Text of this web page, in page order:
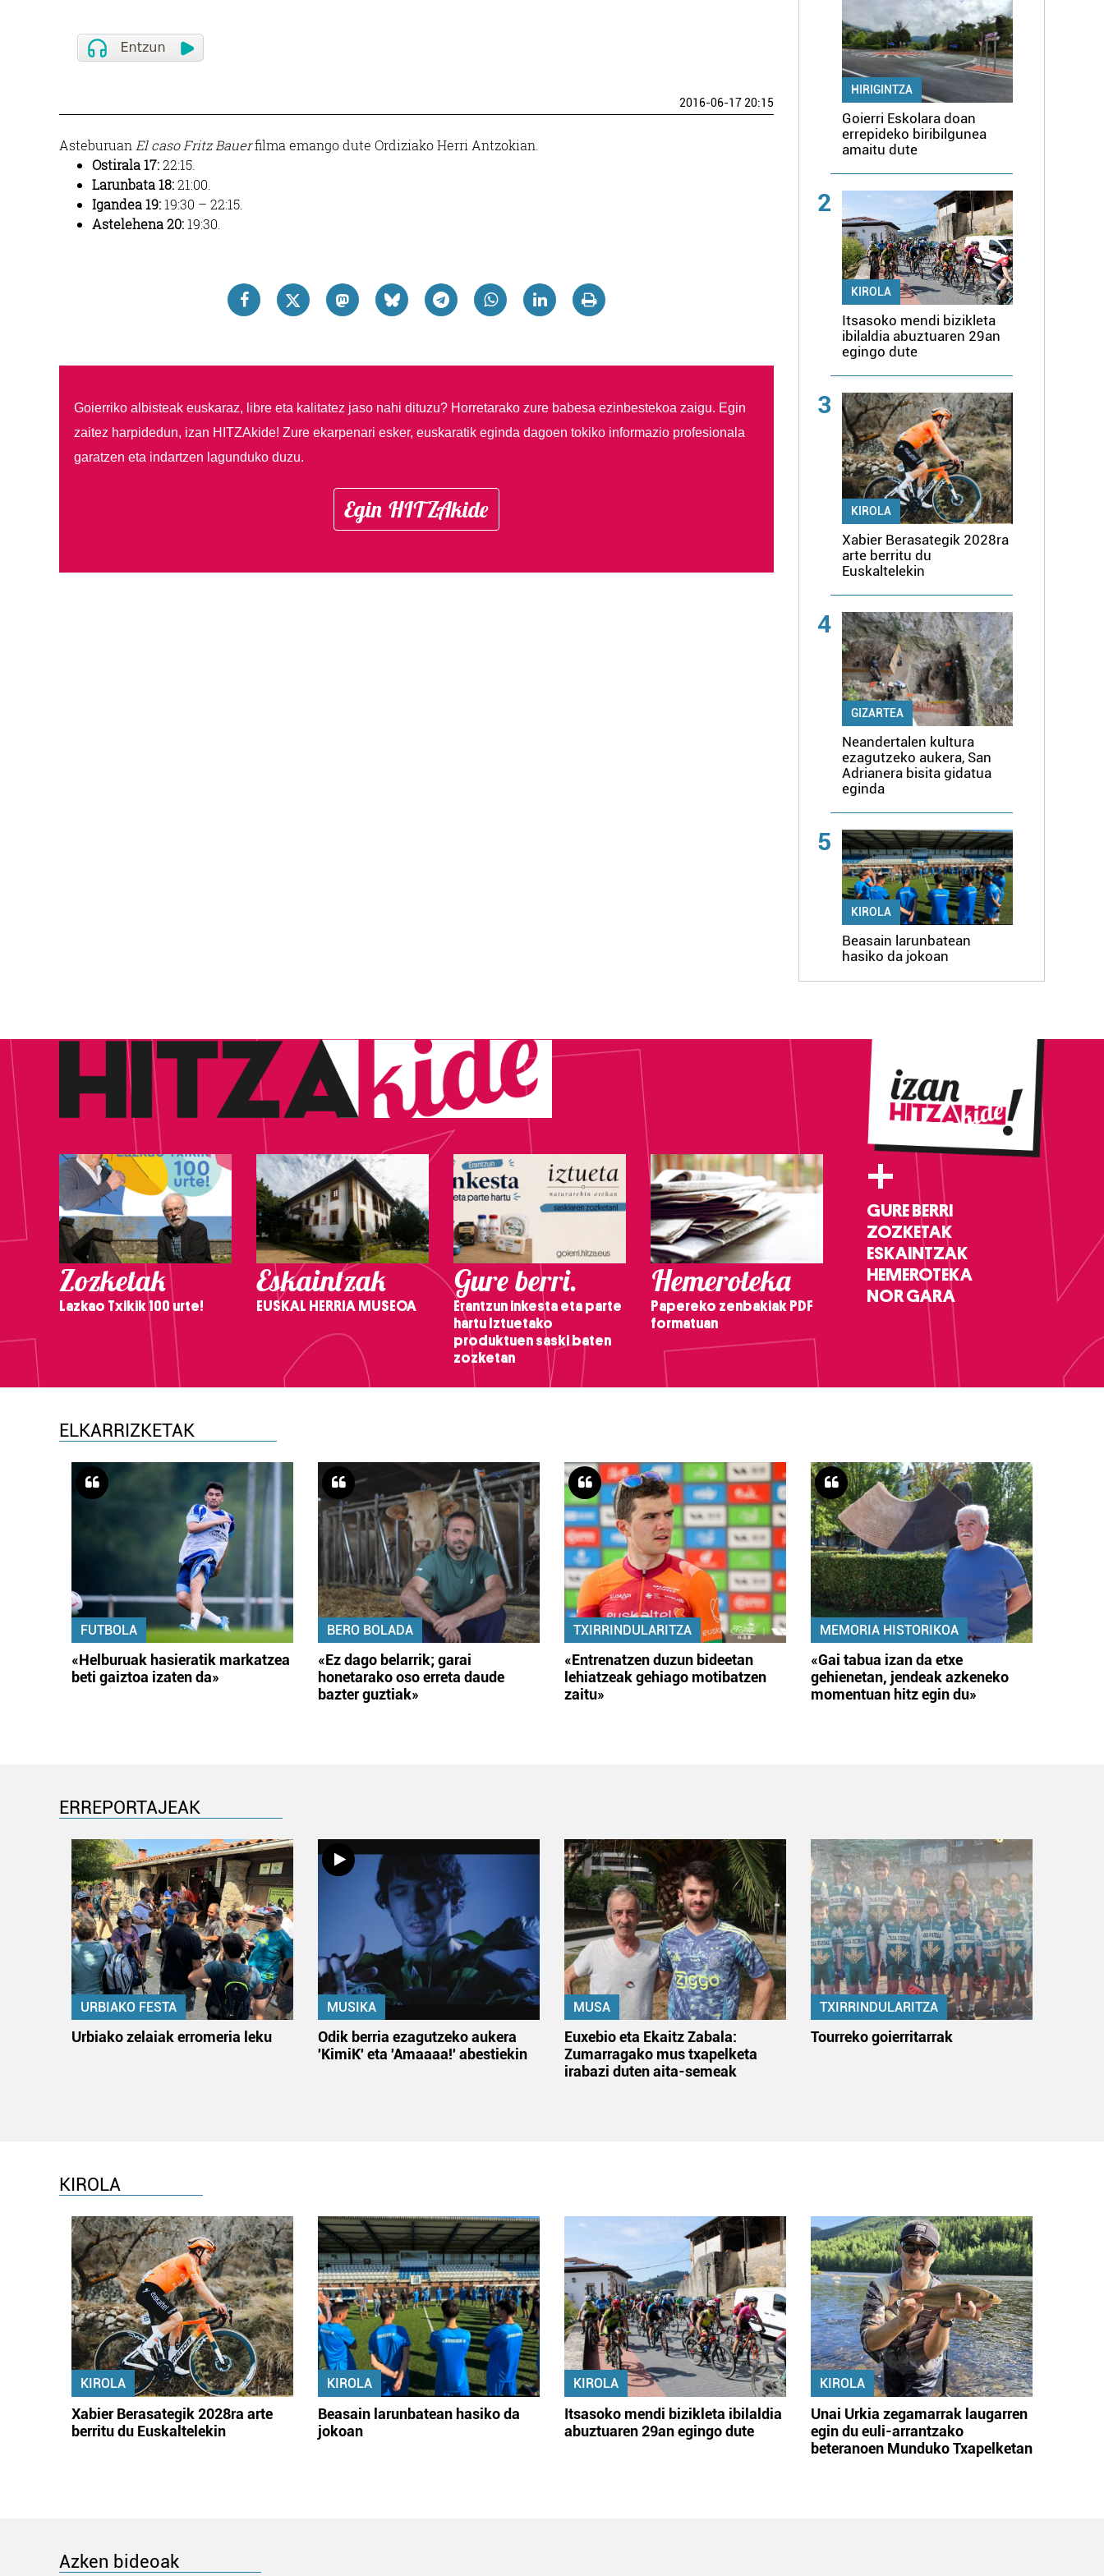
2016-06-17 20:15
Asteburuan El caso Fritz Bauerfilma emango dute Ordiziako Herri Antzokian.
Ostirala 17:22:15.
Larunbata 18:21:00.
Igandea 19:19:30 – 22:15.
Astelehena 20:19:30.
Goierriko albisteak euskaraz, libre eta kalitatez jaso nahi dituzu? Horretarako zure babesa ezinbestekoa zaigu. Egin
zaitez harpidedun, izan HITZAkide! Zure ekarpenari esker, euskaratik eginda dagoen tokiko informazio profesionala
garatzen eta indartzen lagunduko duzu.
Egin HITZAkide
HIRIGINTZA
Goierri Eskolara doan
errepideko biribilgunea
amaitu dute
2
KIROLA
Itsasoko mendi bizikleta
ibilaldia abuztuaren 29an
egingo dute
3
KIROLA
Xabier Berasategik 2028ra
arte berritu du
Euskaltelekin
4
GIZARTEA
Neandertalen kultura
ezagutzeko aukera, San
Adrianera bisita gidatua
eginda
5
KIROLA
Beasain larunbatean
hasiko da jokoan
Zozketak
Lazkao Txikik 100 urte!
Eskaintzak
EUSKAL HERRIA MUSEOA
Gure berri.
Erantzun inkesta eta parte
hartu Iztuetako
produktuen saski baten
zozketan
Hemeroteka
Papereko zenbakiak PDF
formatuan
+
GURE BERRI
ZOZKETAK
ESKAINTZAK
HEMEROTEKA
NOR GARA
ELKARRIZKETAK
FUTBOLA
«Helburuak hasieratik markatzea
beti gaiztoa izaten da»
BERO BOLADA
«Ez dago belarrik; garai
honetarako oso erreta daude
bazter guztiak»
TXIRRINDULARITZA
«Entrenatzen duzun bideetan
lehiatzeak gehiago motibatzen
zaitu»
MEMORIA HISTORIKOA
«Gai tabua izan da etxe
gehienetan, jendeak azkeneko
momentuan hitz egin du»
ERREPORTAJEAK
URBIAKO FESTA
Urbiako zelaiak erromeria leku
MUSIKA
Odik berria ezagutzeko aukera
'KimiK' eta 'Amaaaa!' abestiekin
MUSA
Euxebio eta Ekaitz Zabala:
Zumarragako mus txapelketa
irabazi duten aita-semeak
TXIRRINDULARITZA
Tourreko goierritarrak
KIROLA
KIROLA
Xabier Berasategik 2028ra arte
berritu du Euskaltelekin
KIROLA
Beasain larunbatean hasiko da
jokoan
KIROLA
Itsasoko mendi bizikleta ibilaldia
abuztuaren 29an egingo dute
KIROLA
Unai Urkia zegamarrak laugarren
egin du euli-arrantzako
beteranoen Munduko Txapelketan
Azken bideoak